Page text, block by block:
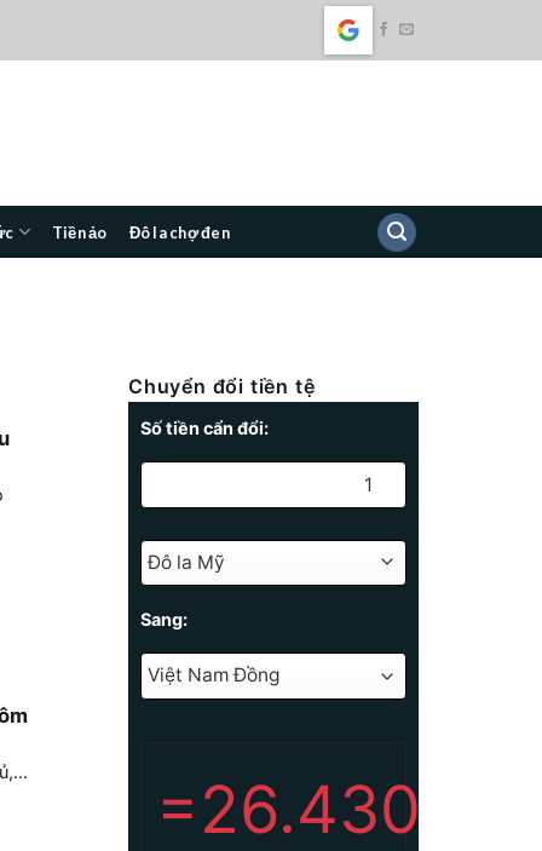
Tiền ảo Đô la chợ đen
Chuyển đổi tiền tệ
Số tiền cẩn đổi:
Sang:
=26.430